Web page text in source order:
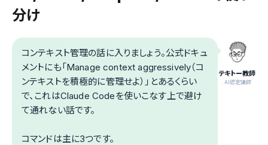
分け
テキトー教師
.AI認定講師
コンテキスト管理の話に入りましょう。公式ドキュ
メントにも「Manage context aggressively（コ
ンテキストを積極的に管理せよ）」とあるくらい
で、これはClaude Codeを使いこなす上で避け
て通れない話です。
コマンドは主に3つです。